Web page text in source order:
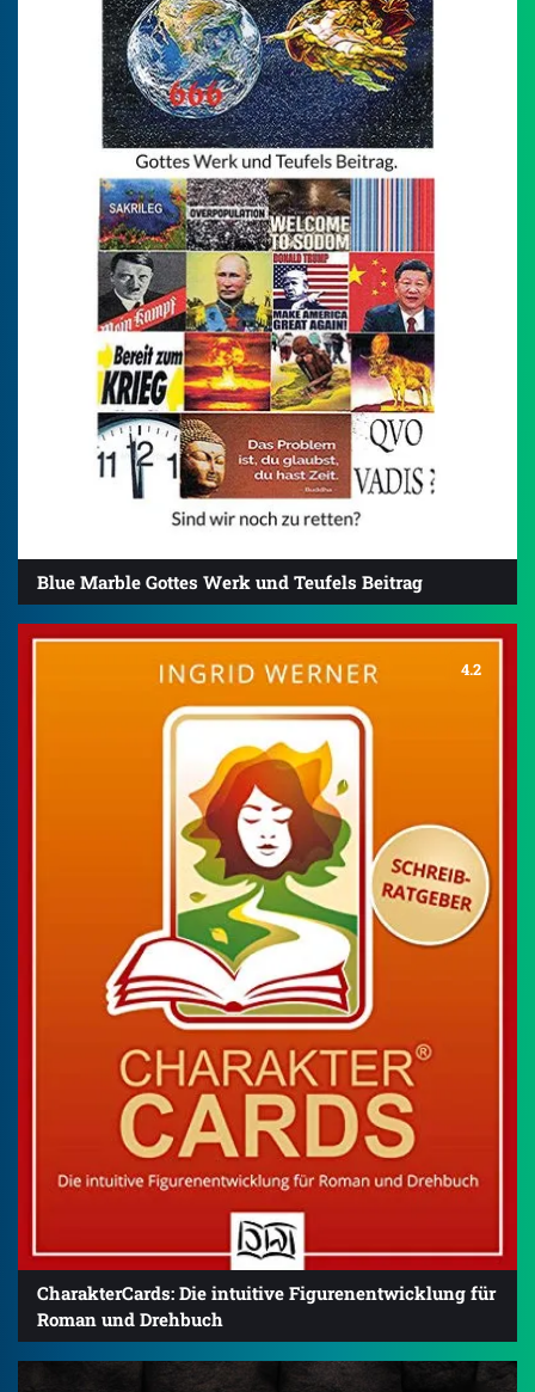
Blue Marble Gottes Werk und Teufels Beitrag
4.2
CharakterCards: Die intuitive Figurenentwicklung für
Roman und Drehbuch